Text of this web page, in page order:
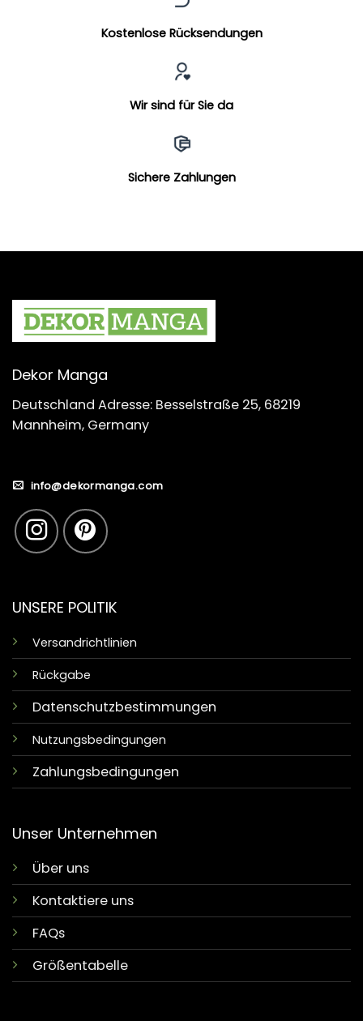
Kostenlose Rücksendungen
Wir sind für Sie da
Sichere Zahlungen
Dekor Manga
Deutschland Adresse: Besselstraße 25, 68219
Mannheim, Germany
info@dekormanga.com
UNSERE POLITIK
Versandrichtlinien
Rückgabe
Datenschutzbestimmungen
Nutzungsbedingungen
Zahlungsbedingungen
Unser Unternehmen
Über uns
Kontaktiere uns
FAQs
Größentabelle